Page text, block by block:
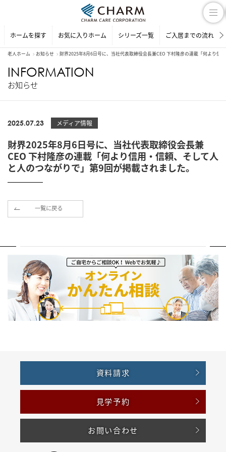
ホームを探す お気に入りホーム シリーズ一覧 ご入居までの流れ
老人ホーム お知らせ 財界2025年8月6日号に、当社代表取締役会長兼CEO 下村隆彦の連載「何より信
INFORMATION
お知らせ
2025.07.23 メディア情報
財界2025年8月6日号に、当社代表取締役会長兼
CEO 下村隆彦の連載「何より信用・信頼、そして人
と人のつながりで」第9回が掲載されました。
一覧に戻る
資料請求
見学予約
お問い合わせ